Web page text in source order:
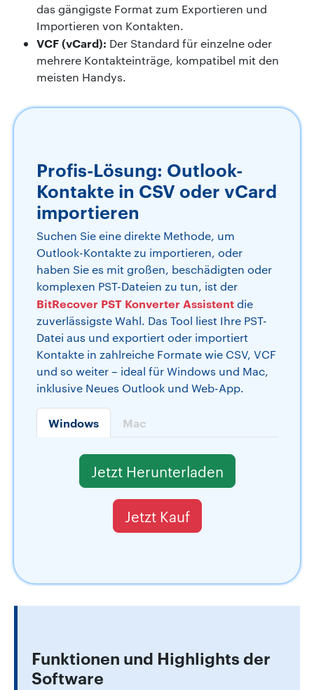
das gängigste Format zum Exportieren und
Importieren von Kontakten.
VCF (vCard): Der Standard für einzelne oder
mehrere Kontakteinträge, kompatibel mit den
meisten Handys.
Profis-Lösung: Outlook-
Kontakte in CSV oder vCard
importieren
Suchen Sie eine direkte Methode, um
Outlook-Kontakte zu importieren, oder
haben Sie es mit großen, beschädigten oder
komplexen PST-Dateien zu tun, ist der
BitRecover PST Konverter Assistentdie
zuverlässigste Wahl. Das Tool liest Ihre PST-
Datei aus und exportiert oder importiert
Kontakte in zahlreiche Formate wie CSV, VCF
und so weiter – ideal für Windows und Mac,
inklusive Neues Outlook und Web-App.
Windows Mac
Jetzt Herunterladen
Jetzt Kauf
Funktionen und Highlights der
Software